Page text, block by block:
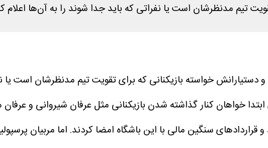
تیم مدنظرشان است یا نفراتی که باید جدا شوند را به آن‌ها اعلام
خواسته بازیکنانی که برای تقویت تیم مدنظرشان است یا
خواهان کنار گذاشته شدن بازیکنانی مثل عرفان شیروانی و
سنگین مالی با این باشگاه امضا کردند. اما مربیان